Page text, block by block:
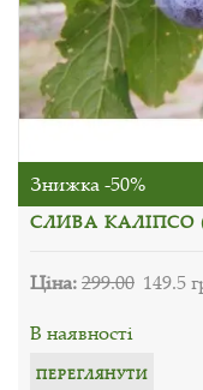
Знижка -50%
СЛИВА КАЛІПСО
Ціна:299.00 149.5
В наявності
ПЕРЕГЛЯНУТИ